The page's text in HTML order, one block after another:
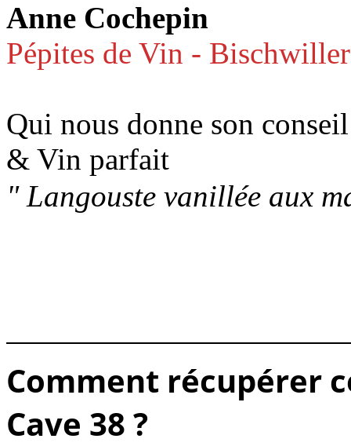
Anne Cochepin
Pépites de Vin -
Qui nous donne son
& Vin parfait
" Langouste vanillée aux
Comment récupérer
Cave 38 ?